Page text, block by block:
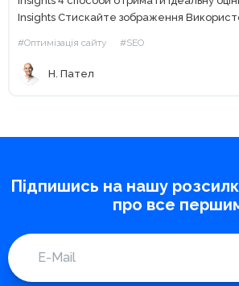
Insights Стискайте зображення Використовуйте кешування
запитання про Google PageSpeed Insights Чому важлива
швидкість сторінки?...
#Оптимізація сайту #SEO
Н. Пател
Підпишись на нашу
про все